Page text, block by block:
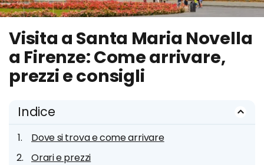
Visita a Santa Maria Novella
a Firenze: Come arrivare,
prezzi e consigli
Indice
Dove si trova e come arrivare
Orari e prezzi